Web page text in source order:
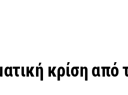
κρίση από